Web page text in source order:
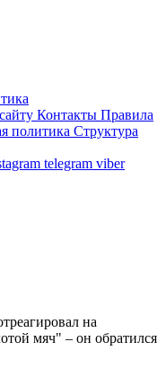
Контакты Правила
политика Структура
telegram viber
на
мяч" – он обратился